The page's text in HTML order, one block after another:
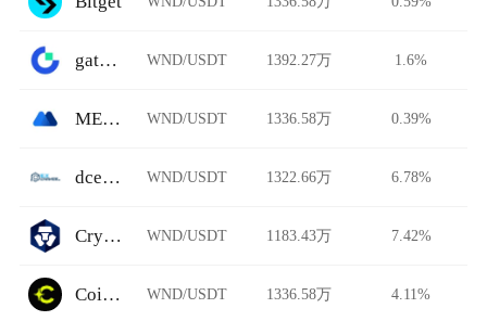
gate.io WND/USDT 1392.27万 1.6%
MEXC Global WND/USDT 1336.58万 0.39%
dcexchange WND/USDT 1322.66万 6.78%
Crypto.com WND/USDT 1183.43万 7.42%
Coinflare WND/USDT 1336.58万 4.11%